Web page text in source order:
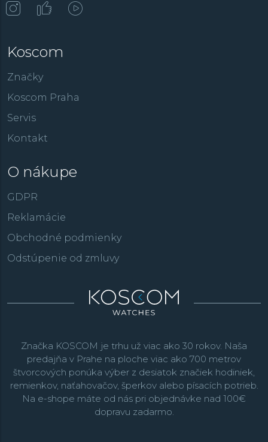
Koscom
Značky
Koscom Praha
Servis
Kontakt
O nákupe
GDPR
Reklamácie
Obchodné podmienky
Odstúpenie od zmluvy
Značka KOSCOM je trhu už viac ako 30 rokov. Naša
predajňa v Prahe na ploche viac ako 700 metrov
štvorcových ponúka výber z desiatok značiek hodiniek,
remienkov, naťahovačov, šperkov alebo písacích potrieb.
Na e-shope máte od nás pri objednávke nad 100€
dopravu zadarmo.